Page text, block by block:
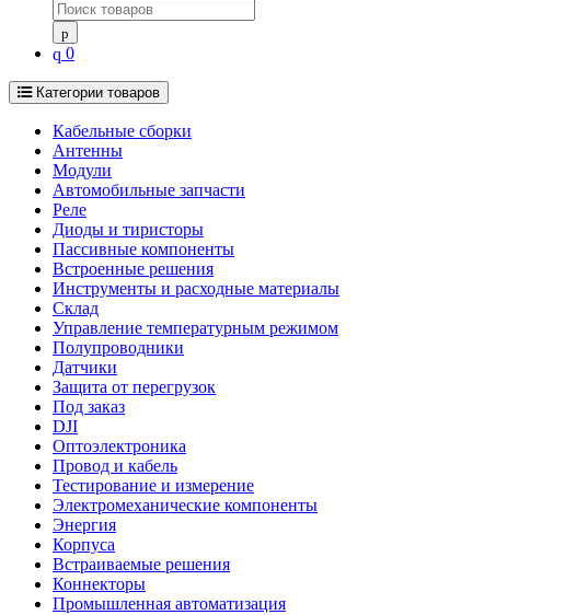
0
Категории товаров
Кабельные сборки
Антенны
Модули
Автомобильные запчасти
Реле
Диоды и тиристоры
Пассивные компоненты
Встроенные решения
Инструменты и расходные материалы
Склад
Управление температурным режимом
Полупроводники
Датчики
Защита от перегрузок
Под заказ
DJI
Оптоэлектроника
Провод и кабель
Тестирование и измерение
Электромеханические компоненты
Энергия
Корпуса
Встраиваемые решения
Коннекторы
Промышленная автоматизация